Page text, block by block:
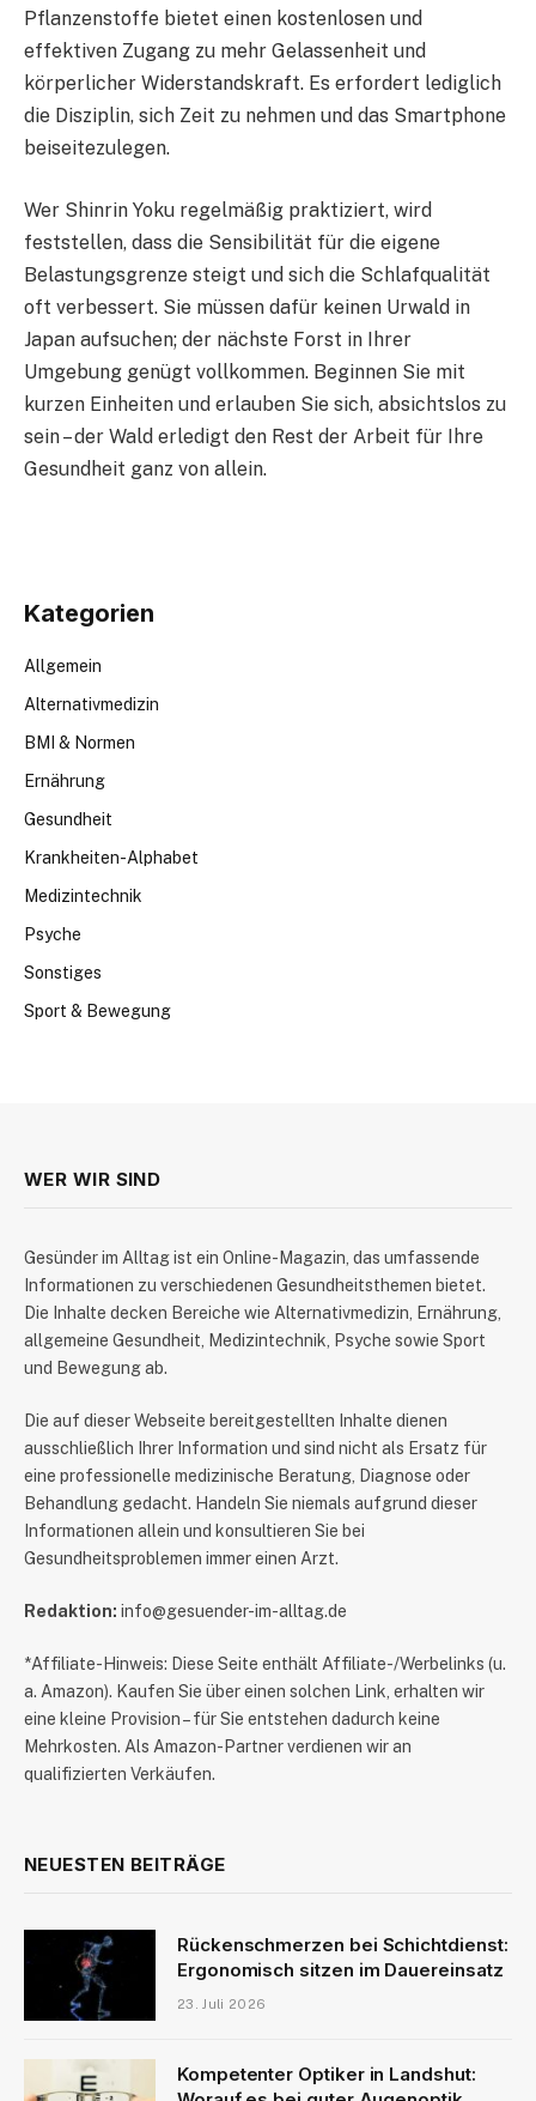
Pflanzenstoffe bietet einen kostenlosen und
effektiven Zugang zu mehr Gelassenheit und
körperlicher Widerstandskraft. Es erfordert lediglich
die Disziplin, sich Zeit zu nehmen und das Smartphone
beiseitezulegen.
Wer Shinrin Yoku regelmäßig praktiziert, wird
feststellen, dass die Sensibilität für die eigene
Belastungsgrenze steigt und sich die Schlafqualität
oft verbessert. Sie müssen dafür keinen Urwald in
Japan aufsuchen; der nächste Forst in Ihrer
Umgebung genügt vollkommen. Beginnen Sie mit
kurzen Einheiten und erlauben Sie sich, absichtslos zu
sein – der Wald erledigt den Rest der Arbeit für Ihre
Gesundheit ganz von allein.
Kategorien
Allgemein
Alternativmedizin
BMI & Normen
Ernährung
Gesundheit
Krankheiten-Alphabet
Medizintechnik
Psyche
Sonstiges
Sport & Bewegung
WER WIR SIND
​Gesünder im Alltag ist ein Online-Magazin, das umfassende
Informationen zu verschiedenen Gesundheitsthemen bietet.
Die Inhalte decken Bereiche wie Alternativmedizin, Ernährung,
allgemeine Gesundheit, Medizintechnik, Psyche sowie Sport
und Bewegung ab.
Die auf dieser Webseite bereitgestellten Inhalte dienen
ausschließlich Ihrer Information und sind nicht als Ersatz für
eine professionelle medizinische Beratung, Diagnose oder
Behandlung gedacht. Handeln Sie niemals aufgrund dieser
Informationen allein und konsultieren Sie bei
Gesundheitsproblemen immer einen Arzt.
Redaktion: info@gesuender-im-alltag.de
*Affiliate-Hinweis: Diese Seite enthält Affiliate-/Werbelinks (u.
a. Amazon). Kaufen Sie über einen solchen Link, erhalten wir
eine kleine Provision – für Sie entstehen dadurch keine
Mehrkosten. Als Amazon-Partner verdienen wir an
qualifizierten Verkäufen.
NEUESTEN BEITRÄGE
Rückenschmerzen bei Schichtdienst:
Ergonomisch sitzen im Dauereinsatz
23. Juli 2026
Kompetenter Optiker in Landshut: